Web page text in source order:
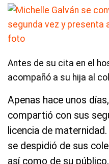
Antes de su cita en el
acompañó a su hija al
Apenas hace unos
compartió con sus
licencia de
se despidió de sus
así como de su